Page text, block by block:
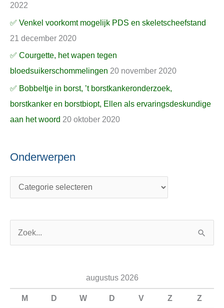
2022
✅ Venkel voorkomt mogelijk PDS en skeletscheefstand
21 december 2020
✅ Courgette, het wapen tegen
bloedsuikerschommelingen 20 november 2020
✅ Bobbeltje in borst, ’t borstkankeronderzoek,
borstkanker en borstbiopt, Ellen als ervaringsdeskundige
aan het woord 20 oktober 2020
Onderwerpen
augustus 2026
M D W D V Z Z